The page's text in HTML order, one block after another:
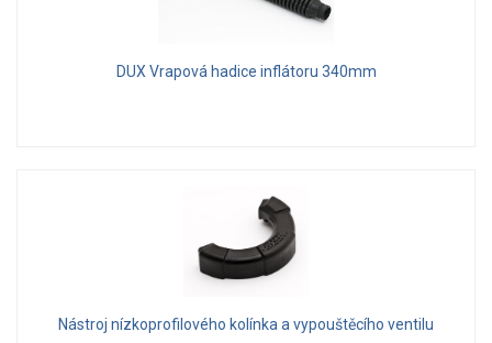
DUX Vrapová hadice inflátoru 340mm
Nástroj nízkoprofilového kolínka a vypouštěcího ventilu